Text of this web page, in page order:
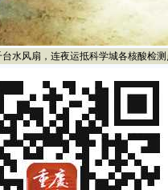
风扇，连夜运抵科学城各核酸检测